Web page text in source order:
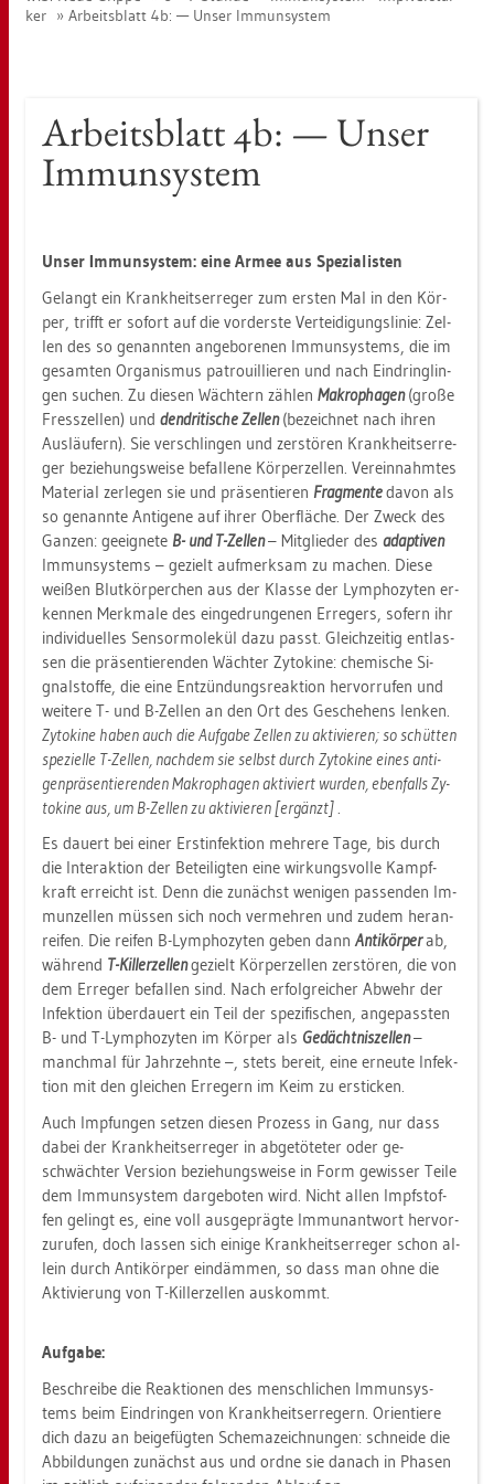
ker
Ar­beits­blatt 4b: — Unser Im­mun­sys­tem
Ar­beits­blatt 4b: — Unser
Im­mun­sys­tem
Unser Im­mun­sys­tem: eine Armee aus Spe­zia­lis­ten
Ge­langt ein Krank­heits­er­re­ger zum ers­ten Mal in den Kör­
per, trifft er so­fort auf die vor­ders­te Ver­tei­di­gungs­li­nie: Zel­
len des so ge­nann­ten an­ge­bo­re­nen Im­mun­sys­tems, die im
ge­sam­ten Or­ga­nis­mus pa­trouil­lie­ren und nach Ein­dring­lin­
gen su­chen. Zu die­sen Wäch­tern zäh­len Ma­kro­pha­gen(große
Fress­zel­len) und den­dri­ti­sche Zel­len(be­zeich­net nach ihren
Aus­läu­fern). Sie ver­schlin­gen und zer­stö­ren Krank­heits­er­re­
ger be­zie­hungs­wei­se be­fal­le­ne Kör­per­zel­len. Ver­ein­nahm­tes
Ma­te­ri­al zer­le­gen sie und prä­sen­tie­ren Frag­men­tedavon als
so ge­nann­te An­ti­ge­ne auf ihrer Ober­flä­che. Der Zweck des
Gan­zen: ge­eig­ne­te B- und T-Zel­len– Mit­glie­der des ad­ap­ti­ven
Im­mun­sys­tems – ge­zielt auf­merk­sam zu ma­chen. Diese
wei­ßen Blut­kör­per­chen aus der Klas­se der Lym­pho­zy­ten er­
ken­nen Merk­ma­le des ein­ge­drun­ge­nen Er­re­gers, so­fern ihr
in­di­vi­du­el­les Sen­sor­mo­le­kül dazu passt. Gleich­zei­tig ent­las­
sen die prä­sen­tie­ren­den Wäch­ter Zy­to­ki­ne: che­mi­sche Si­
gnal­stof­fe, die eine Ent­zün­dungs­re­ak­ti­on her­vor­ru­fen und
wei­te­re T- und B-Zel­len an den Ort des Ge­sche­hens len­ken.
Zy­to­ki­ne haben auch die Auf­ga­be Zel­len zu ak­ti­vie­ren; so schüt­ten
spe­zi­el­le T-Zel­len, nach­dem sie selbst durch Zy­to­ki­ne eines an­ti­
gen­prä­sen­tie­ren­den Ma­kro­pha­gen ak­ti­viert wur­den, eben­falls Zy­
to­ki­ne aus, um B-Zel­len zu ak­ti­vie­ren [er­gänzt].
Es dau­ert bei einer Erst­in­fek­ti­on meh­re­re Tage, bis durch
die In­ter­ak­ti­on der Be­tei­lig­ten eine wir­kungs­vol­le Kampf­
kraft er­reicht ist. Denn die zu­nächst we­ni­gen pas­sen­den Im­
mun­zel­len müs­sen sich noch ver­meh­ren und zudem her­an­
rei­fen. Die rei­fen B-Lym­pho­zy­ten geben dannAn­ti­kör­perab,
wäh­rend T-Kil­ler­zel­lenge­zielt Kör­per­zel­len zer­stö­ren, die von
dem Er­re­ger be­fal­len sind. Nach er­folg­rei­cher Ab­wehr der
In­fek­ti­on über­dau­ert ein Teil der spe­zi­fi­schen, an­ge­pass­ten
B- und T-Lym­pho­zy­ten im Kör­per als Ge­dächt­nis­zel­len–
manch­mal für Jahr­zehn­te –, stets be­reit, eine er­neu­te In­fek­
ti­on mit den glei­chen Er­re­gern im Keim zu er­sti­cken.
Auch Imp­fun­gen set­zen die­sen Pro­zess in Gang, nur dass
dabei der Krank­heits­er­re­ger in ab­ge­tö­te­ter oder ge­
schwäch­ter Ver­si­on be­zie­hungs­wei­se in Form ge­wis­ser Teile
dem Im­mun­sys­tem dar­ge­bo­ten wird. Nicht allen Impf­stof­
fen ge­lingt es, eine voll aus­ge­präg­te Im­mun­ant­wort her­vor­
zu­ru­fen, doch las­sen sich ei­ni­ge Krank­heits­er­re­ger schon al­
lein durch An­ti­kör­per ein­däm­men, so dass man ohne die
Ak­ti­vie­rung von T-Kil­ler­zel­len aus­kommt.
Auf­ga­be:
Be­schrei­be die Re­ak­tio­nen des mensch­li­chen Im­mun­sys­
tems beim Ein­drin­gen von Krank­heits­er­re­gern. Ori­en­tie­re
dich dazu an bei­ge­füg­ten Sche­ma­zeich­nun­gen: schnei­de die
Ab­bil­dun­gen zu­nächst aus und ordne sie da­nach in Pha­sen